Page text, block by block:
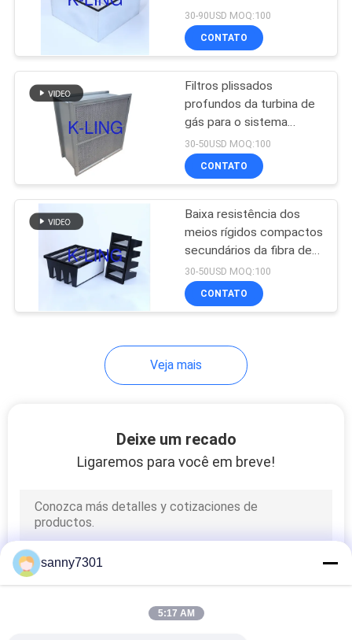
laminar
Caixa do filtro de
HEPA
filtro de ar do hepa
Filtro de ar de ULPA
da indústria 10sqm de
Pharma
30-90USD MOQ:100
CONTATO
Filtros plissados
profundos da turbina de
gás para o sistema
industrial do filtro de
HEPA
30-50USD MOQ:100
CONTATO
Baixa resistência dos
meios rígidos compactos
secundários da fibra de
vidro do filtro de ar de
HEPA
30-50USD MOQ:100
CONTATO
Veja mais
Deixe um recado
Ligaremos para você em breve!
sanny7301
5:17 AM